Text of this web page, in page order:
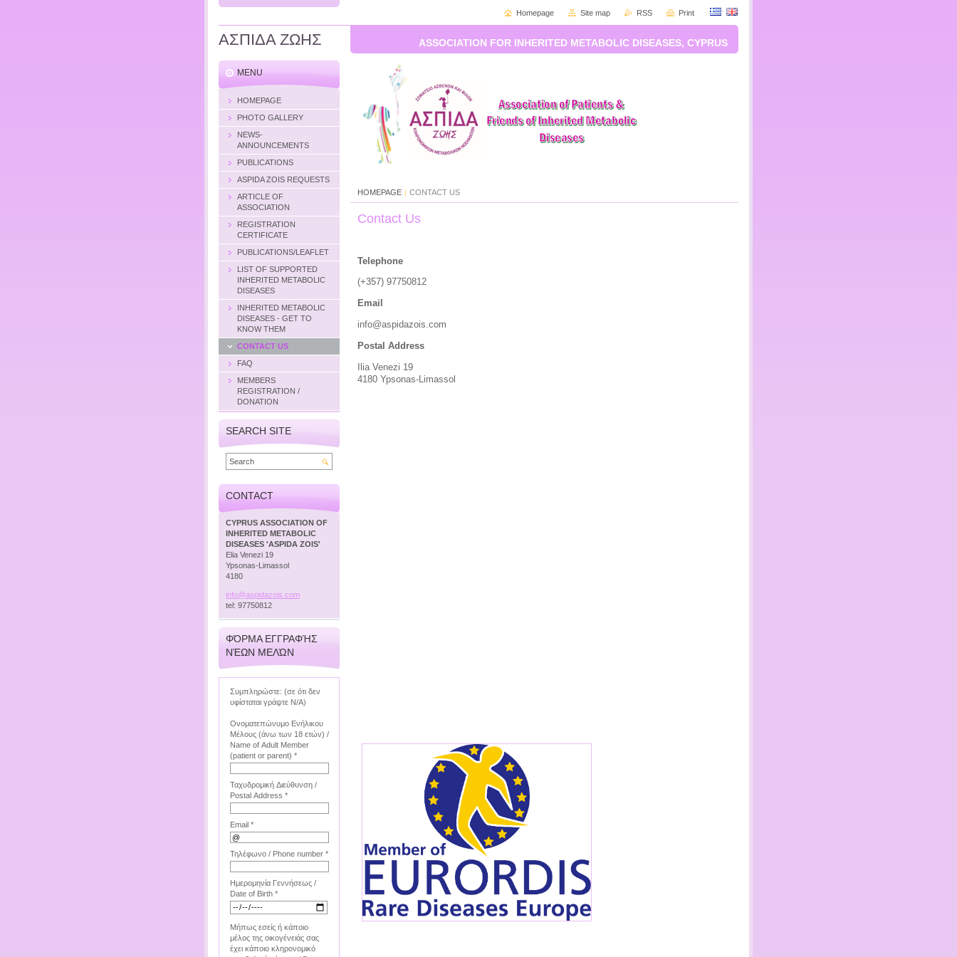
ΑΣΠΙΔΑ ΖΩΗΣ ASSOCIATION FOR INHERITED METABOLIC DISEASES, CYPRUS
HOMEPAGE | CONTACT US
Contact Us
Telephone
(+357) 97750812
Email
info@aspidazois.com
Postal Address
Ilia Venezi 19
4180 Ypsonas-Limassol
MENU
HOMEPAGE
PHOTO GALLERY
NEWS-
ANNOUNCEMENTS
PUBLICATIONS
ASPIDA ZOIS REQUESTS
ARTICLE OF
ASSOCIATION
REGISTRATION
CERTIFICATE
PUBLICATIONS/LEAFLET
LIST OF SUPPORTED
INHERITED METABOLIC
DISEASES
INHERITED METABOLIC
DISEASES - GET TO
KNOW THEM
CONTACT US
FAQ
MEMBERS
REGISTRATION /
DONATION
SEARCH SITE
CONTACT
CYPRUS ASSOCIATION OF
INHERITED METABOLIC
DISEASES 'ASPIDA ZOIS'
Elia Venezi 19
Ypsonas-Limassol
4180
info@aspidazois. com
tel: 97750812
ΦΌΡΜΑ ΕΓΓΡΑΦΉΣ
ΝΈΩΝ ΜΕΛΏΝ
Συμπληρώστε: (σε ότι δεν
υφίσταται γράψτε Ν/Α)
Ονοματεπώνυμο Ενήλικου
Μέλους (άνω των 18 ετών) /
Name of Adult Member
(patient or parent) *
Ταχυδρομική Διεύθυνση /
Postal Address *
Email *
Τηλέφωνο / Phone number *
Ημερομηνία Γεννήσεως /
Date of Birth *
Μήπως εσείς ή κάποιο
μέλος της οικογένειάς σας
έχει κάποιο κληρονομικό
Homepage Site map RSS Print